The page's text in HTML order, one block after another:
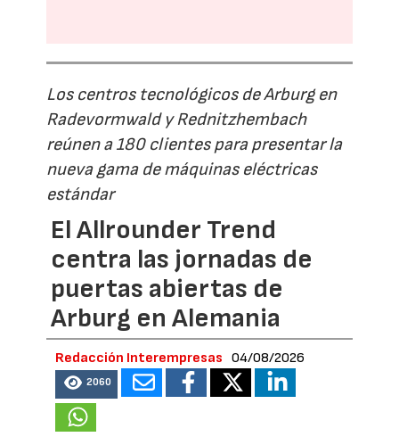
Los centros tecnológicos de Arburg en
Radevormwald y Rednitzhembach
reúnen a 180 clientes para presentar la
nueva gama de máquinas eléctricas
estándar
El Allrounder Trend
centra las jornadas de
puertas abiertas de
Arburg en Alemania
Redacción Interempresas 04/08/2026
2060